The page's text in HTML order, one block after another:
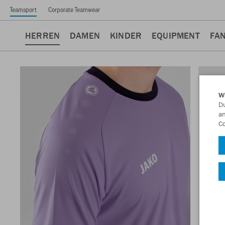
Teamsport Corporate Teamwear
HERREN DAMEN KINDER EQUIPMENT